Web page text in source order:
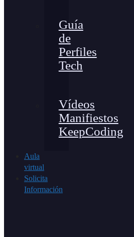
Guía
de
Perfiles
Tech
Vídeos
Manifiestos
KeepCoding
Aula
virtual
Solicita
Información